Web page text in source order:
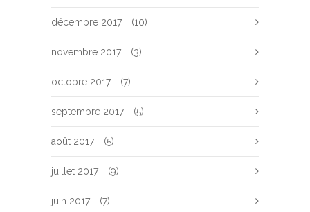
décembre 2017 (10)
novembre 2017 (3)
octobre 2017 (7)
septembre 2017 (5)
août 2017 (5)
juillet 2017 (9)
juin 2017 (7)